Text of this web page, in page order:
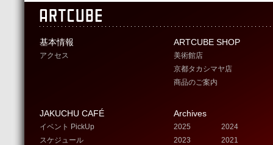
基本情報
アクセス
ARTCUBE SHOP
美術館店
京都タカシマヤ店
商品のご案内
JAKUCHU CAFÉ
イベント PickUp
スケジュール
Archives
2025
2024
2023
2021